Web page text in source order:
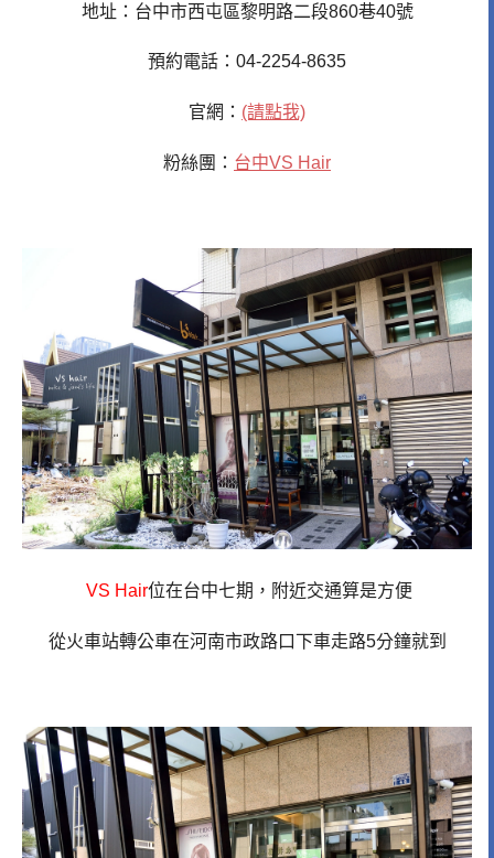
地址：台中市西屯區黎明路二段860巷40號
預約電話：04-2254-8635
官網： (請點我)
粉絲團： 台中VS Hair
VS Hair位在台中七期，附近交通算是方便
從火車站轉公車在河南市政路口下車走路5分鐘就到